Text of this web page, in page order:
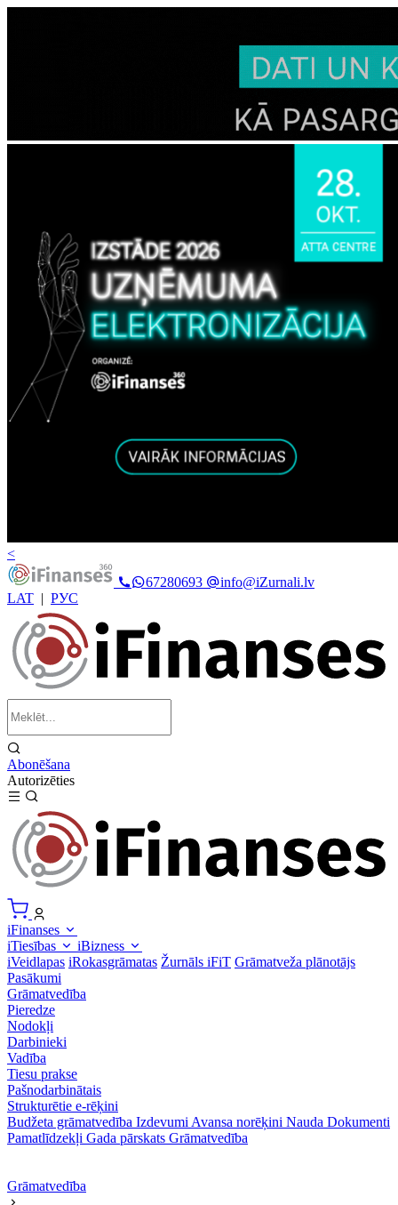
<
67280693
info@iZurnali.lv
LAT | РУС
Abonēšana
Autorizēties
iFinanses
iTiesības
iBizness
iVeidlapas iRokasgrāmatas Žurnāls iFiT Grāmatveža plānotājs
Pasākumi
Grāmatvedība
Pieredze
Nodokļi
Darbinieki
Vadība
Tiesu prakse
Pašnodarbinātais
Strukturētie e-rēķini
Budžeta grāmatvedība Izdevumi Avansa norēķini Nauda Dokumenti
Pamatlīdzekļi Gada pārskats Grāmatvedība
Grāmatvedība